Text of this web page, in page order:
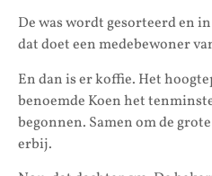
De was wordt gesorteerd en
dat doet een medebewoner
En dan is er koffie. Het
benoemde Koen het
begonnen. Samen om de
erbij.